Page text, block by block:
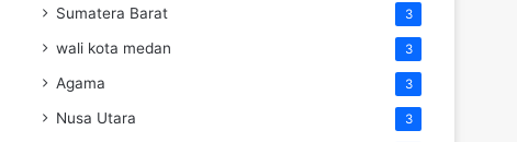
Sumatera Barat 3
wali kota medan 3
Agama 3
Nusa Utara 3